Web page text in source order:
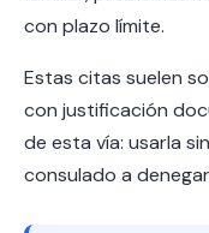
con plazo límite.
Estas citas suelen
con justificación
de esta vía: usarla
consulado a